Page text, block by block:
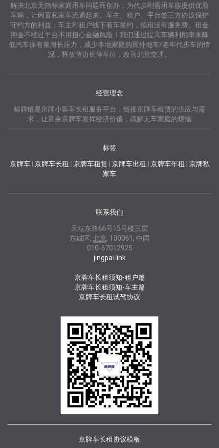
解决北京无指标家庭用车问题而创办，为代步刚需用车族提供优质
车辆，让闲置私家车流通起来。车主、租户、平台签三方协议保护
守约方的利益；车主和租户线下看车签约，续租没有服务费。租金
押金不经过平台不用担心金融风险！我们通过提高车辆利用率来降
低汽车保有量增长压力，减少本地家庭购置外地车/老年代步车的情
况，释放路边长停车位，改善北京交通。
经营理念
鲸牌链是京牌小客车长租服务平台，链接京牌车租赁的供应与需
求，让富余京牌车发挥经济价值，疏解无车家庭的烦恼
标签
京牌车| 京牌车长租 京牌车租赁| 京牌车出租 京牌车年租
京牌私
家车
联系我们
天坛东路66号15号楼三层
东城区, 北京, 100061 , 中国
010-67012925
jingpai.link
京牌车长租须知-租户篇
京牌车长租须知-车主篇
京牌车长租试驾协议
京牌车长租协议模板